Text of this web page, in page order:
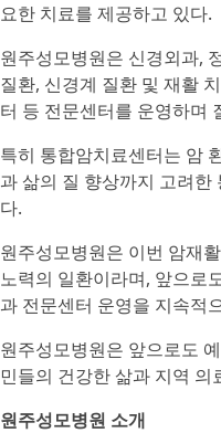
요한 치료를 제공하고 있다.
원주성모병원은 신경외과,
질환, 신경계 질환 및 재활
터 등 전문센터를 운영하며
특히 통합암치료센터는 암
과 삶의 질 향상까지 고려
다.
원주성모병원은 이번 암재
노력의 일환이라며, 앞으로
과 전문센터 운영을 지속적
원주성모병원은 앞으로도
민들의 건강한 삶과 지역
원주성모병원 소개